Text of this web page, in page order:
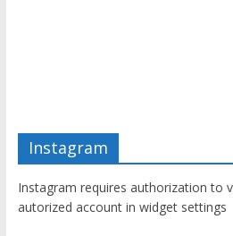
Instagram
Instagram requires authorization to
autorized account in widget settings